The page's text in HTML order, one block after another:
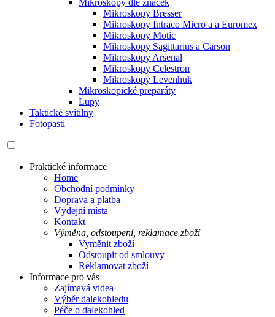
Mikroskopy dle značek
Mikroskopy Bresser
Mikroskopy Intraco Micro a a Euromex
Mikroskopy Motic
Mikroskopy Sagittarius a Carson
Mikroskopy Arsenal
Mikroskopy Celestron
Mikroskopy Levenhuk
Mikroskopické preparáty
Lupy
Taktické svítilny
Fotopasti
Praktické informace
Home
Obchodní podmínky
Doprava a platba
Výdejní místa
Kontakt
Výměna, odstoupení, reklamace zboží
Vyměnit zboží
Odstoupit od smlouvy
Reklamovat zboží
Informace pro vás
Zajímavá videa
Výběr dalekohledu
Péče o dalekohled